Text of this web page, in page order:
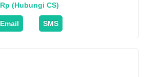
Rp (Hubungi CS)
Email SMS